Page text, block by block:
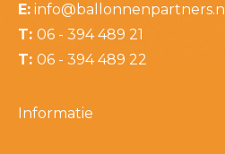
E: info@ballonnenpartners.nl
T: 06 - 394 489 21
T: 06 - 394 489 22
Informatie